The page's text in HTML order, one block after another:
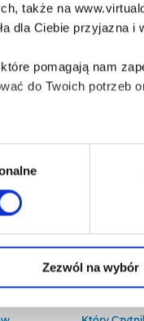
także na
dla Ciebie przyjazna i
pomagają nam
do Twoich potrzeb
i
jeśli jesteś
Zezwól na wybór
Baza